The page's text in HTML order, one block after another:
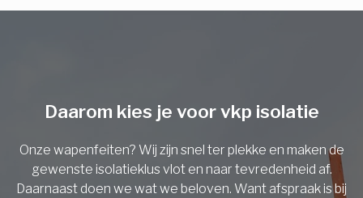
Vorige
Daarom kies je voor vkp isolatie
Onze wapenfeiten? Wij zijn snel ter plekke en maken de
gewenste isolatieklus vlot en naar tevredenheid af.
Daarnaast doen we wat we beloven. Want afspraak is bij